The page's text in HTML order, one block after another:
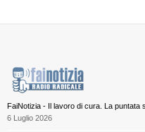
FaiNotizia - Il lavoro di cura. La puntata
6 Luglio 2026